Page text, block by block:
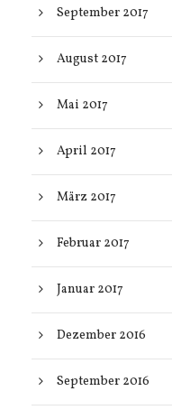
September 2017
August 2017
Mai 2017
April 2017
März 2017
Februar 2017
Januar 2017
Dezember 2016
September 2016